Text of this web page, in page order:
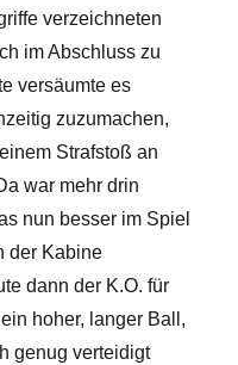
verzeichneten
im Abschluss zu
versäumte es
zuzumachen,
Strafstoß an
war mehr drin
nun besser im Spiel
der Kabine
dann der K.O. für
hoher, langer Ball,
genug verteidigt